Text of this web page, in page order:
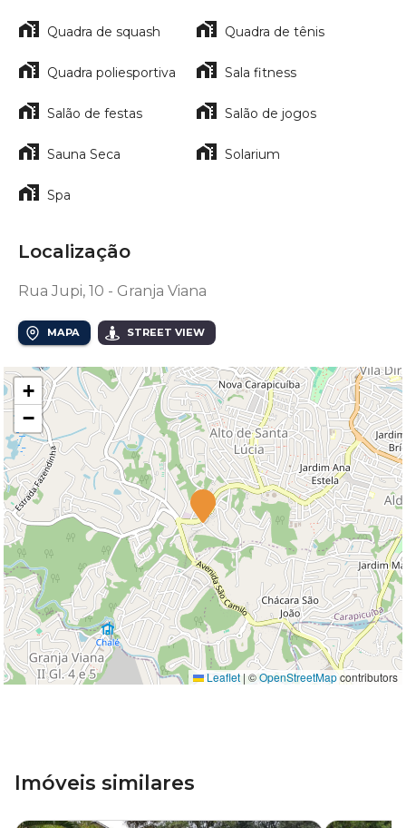
Quadra de squash Quadra de tênis
Quadra poliesportiva Sala fitness
Salão de festas Salão de jogos
Sauna Seca Solarium
Spa
Localização
Rua Jupi, 10 - Granja Viana
MAPA STREET VIEW
+
−
Leaflet | ©OpenStreetMapcontributors
Imóveis similares